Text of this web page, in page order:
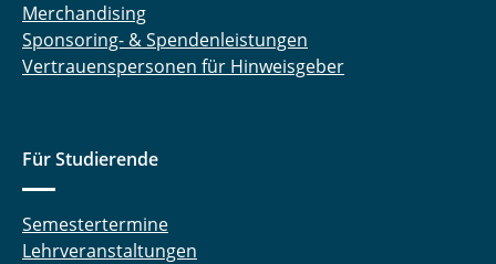
Merchandising
Sponsoring- & Spendenleistungen
Vertrauenspersonen für Hinweisgeber
Für Studierende
Semestertermine
Lehrveranstaltungen